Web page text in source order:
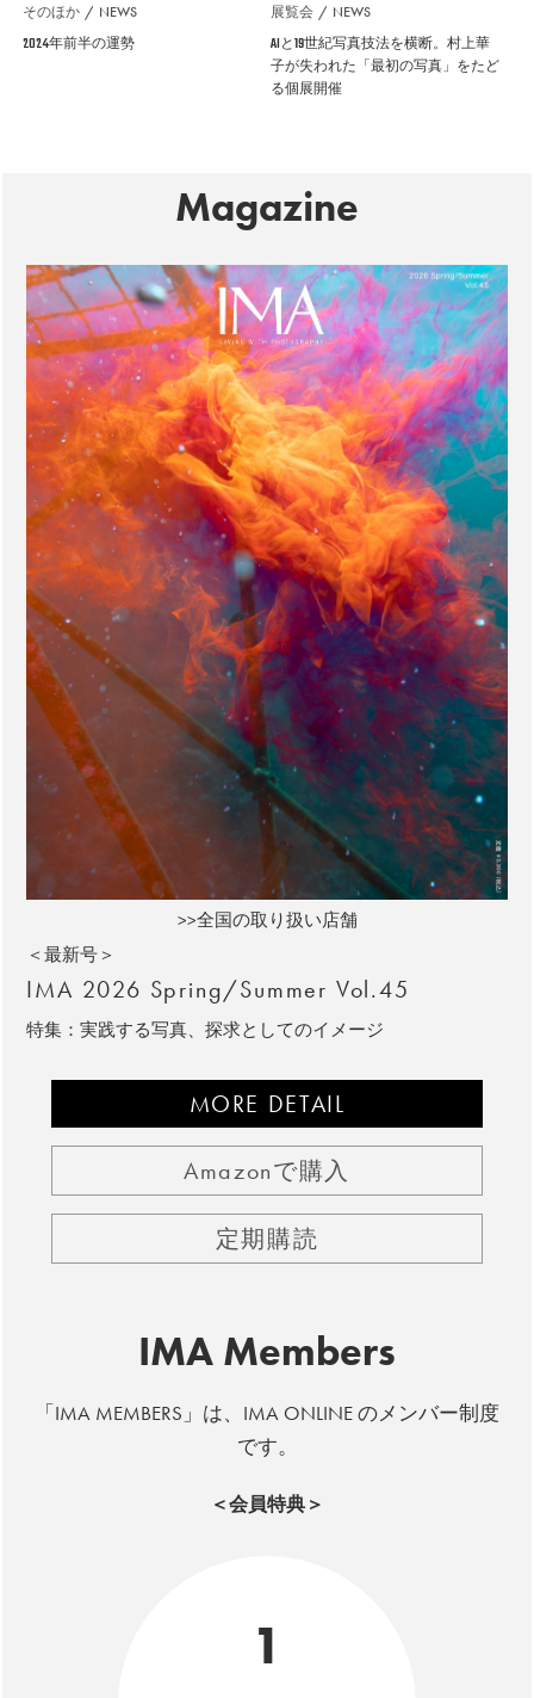
そのほか NEWS
2024年前半の運勢
展覧会 NEWS
AIと19世紀写真技法を横断。村上華
子が失われた「最初の写真」をたど
る個展開催
Magazine
>>全国の取り扱い店舗
＜最新号＞
IMA 2026 Spring/Summer Vol.45
特集：実践する写真、探求としてのイメージ
MORE DETAIL
Amazonで購入
定期購読
IMA Members
「IMA MEMBERS」は、IMA ONLINE のメンバー制度
です。
＜会員特典＞
1